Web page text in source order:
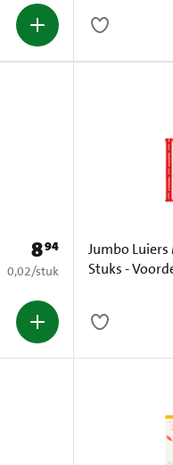
Prijs: € 8,94
894
€ 0,02 per stuk
0,02/stuk
Jumbo
Stuks -